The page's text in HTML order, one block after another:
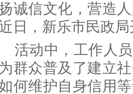
诚信文化，营造
日，新乐市民政
活动中，工作人
为群众普及了建立
何维护自身信用